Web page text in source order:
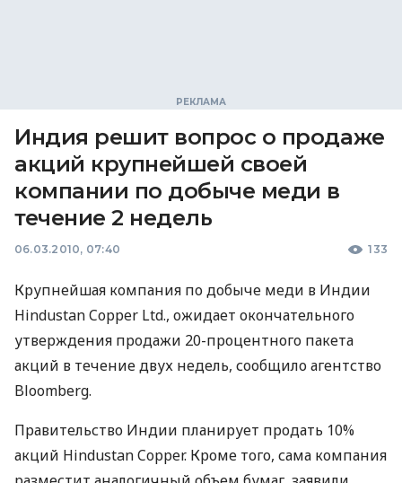
Индия решит вопрос о продаже
акций крупнейшей своей
компании по добыче меди в
течение 2 недель
06.03.2010, 07:40 133
Крупнейшая компания по добыче меди в Индии
Hindustan Copper Ltd., ожидает окончательного
утверждения продажи 20-процентного пакета
акций в течение двух недель, сообщило агентство
Bloomberg.
Правительство Индии планирует продать 10%
акций Hindustan Copper. Кроме того, сама компания